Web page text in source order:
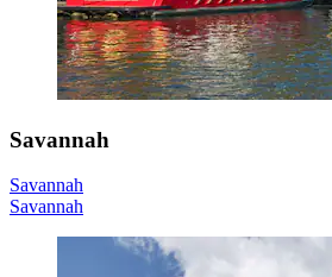
Savannah
Savannah
Savannah